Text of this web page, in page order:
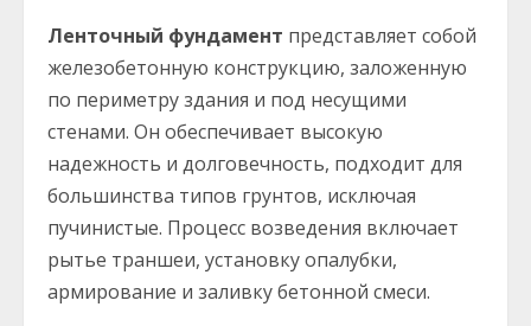
Ленточный фундамент представляет собой
железобетонную конструкцию, заложенную
по периметру здания и под несущими
стенами. Он обеспечивает высокую
надежность и долговечность, подходит для
большинства типов грунтов, исключая
пучинистые. Процесс возведения включает
рытье траншеи, установку опалубки,
армирование и заливку бетонной смеси.